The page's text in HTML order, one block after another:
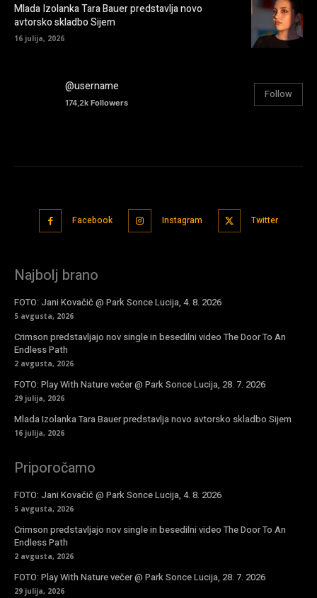
Mlada Izolanka Tara Bauer predstavlja novo
avtorsko skladbo Sijem
16 julija, 2026
@username
174,2k Followers
Follow
Facebook Instagram Twitter
Najbolj brano
FOTO: Jani Kovačič @ Park Sonce Lucija, 4. 8. 2026
5 avgusta, 2026
Crimson predstavljajo nov single in besedilni video The Door To An
Endless Path
2 avgusta, 2026
FOTO: Play With Nature večer @ Park Sonce Lucija, 28. 7. 2026
29 julija, 2026
Mlada Izolanka Tara Bauer predstavlja novo avtorsko skladbo Sijem
16 julija, 2026
Priporočamo
FOTO: Jani Kovačič @ Park Sonce Lucija, 4. 8. 2026
5 avgusta, 2026
Crimson predstavljajo nov single in besedilni video The Door To An
Endless Path
2 avgusta, 2026
FOTO: Play With Nature večer @ Park Sonce Lucija, 28. 7. 2026
29 julija, 2026